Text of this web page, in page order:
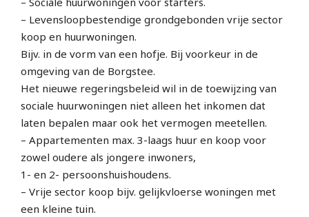
– Levensloopbestendige grondgebonden vrije sector
koop en huurwoningen.
Bijv. in de vorm van een hofje. Bij voorkeur in de
omgeving van de Borgstee.
Het nieuwe regeringsbeleid wil in de toewijzing van
sociale huurwoningen niet alleen het inkomen dat
laten bepalen maar ook het vermogen meetellen.
– Appartementen max. 3-laags huur en koop voor
zowel oudere als jongere inwoners,
1- en 2- persoonshuishoudens.
– Vrije sector koop bijv. gelijkvloerse woningen met
een kleine tuin.